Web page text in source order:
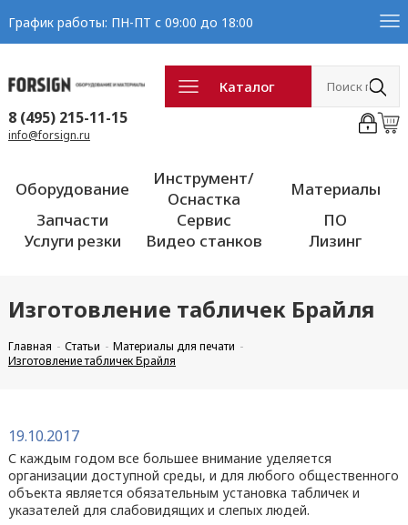
График работы: ПН-ПТ с 09:00 до 18:00
Каталог
8 (495) 215-11-15
info@forsign.ru
Оборудование
Инструмент/
Оснастка
Материалы
Запчасти
Сервис
ПО
Услуги резки
Видео станков Лизинг
Изготовление табличек Брайля
Главная Статьи
Материалы для печати
Изготовление табличек Брайля
19.10.2017
С каждым годом все большее внимание уделяется
организации доступной среды, и для любого общественного
объекта является обязательным установка табличек и
указателей для слабовидящих и слепых людей.